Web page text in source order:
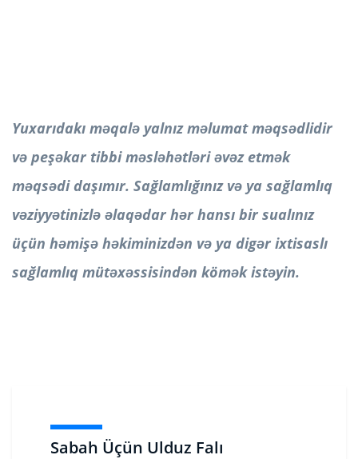
Sabah Üçün Ulduz Falı
Yuxarıdakı məqalə yalnız məlumat məqsədlidir
və peşəkar tibbi məsləhətləri əvəz etmək
məqsədi daşımır. Sağlamlığınız və ya sağlamlıq
vəziyyətinizlə əlaqədar hər hansı bir sualınız
üçün həmişə həkiminizdən və ya digər ixtisaslı
sağlamlıq mütəxəssisindən kömək istəyin.